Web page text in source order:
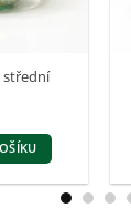
střední